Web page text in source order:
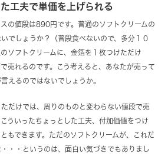
工夫で単価を上げられる
の値段は890円です。普通のソフトクリームの
でしょうか？（普段食べないので、多分１０
ソフトクリームに、金箔を１枚つけただけ
売れるのです。こう考えると、あなたが売って
えるのではないでしょうか。
だけでは、周りのものと変わらない値段で売
ういったちょっとした工夫、付加価値をつけ
もできます。ただのソフトクリームが、これだ
・・というのは、面白い気づきでもありまし